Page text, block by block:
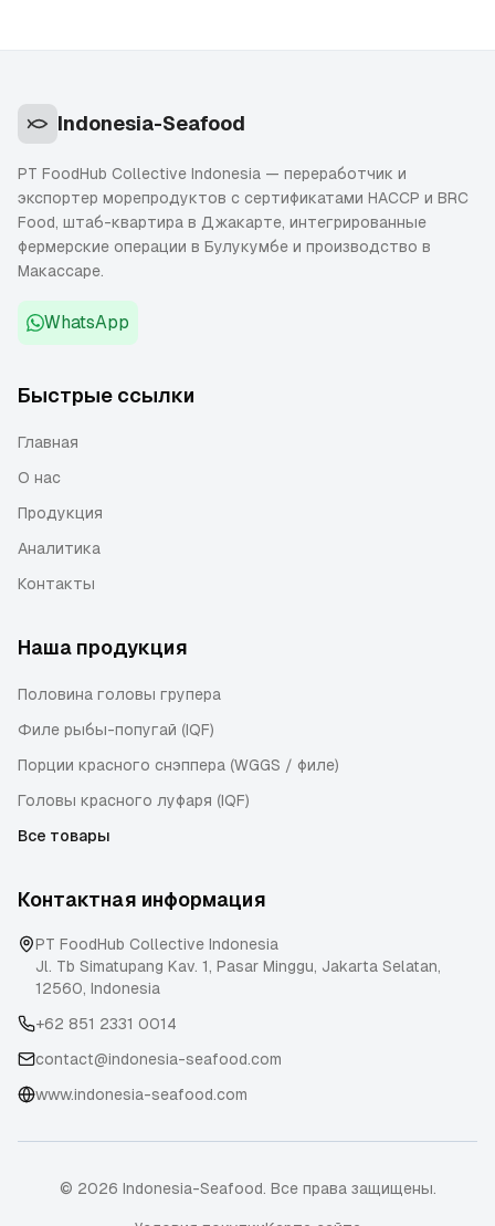
Indonesia-Seafood
PT FoodHub Collective Indonesia — переработчик и
экспортер морепродуктов с сертификатами HACCP и BRC
Food, штаб-квартира в Джакарте, интегрированные
фермерские операции в Булукумбе и производство в
Макассаре.
WhatsApp
Быстрые ссылки
Главная
О нас
Продукция
Аналитика
Контакты
Наша продукция
Половина головы групера
Филе рыбы-попугай (IQF)
Порции красного снэппера (WGGS / филе)
Головы красного луфаря (IQF)
Все товары
Контактная информация
PT FoodHub Collective Indonesia
Jl. Tb Simatupang Kav. 1, Pasar Minggu, Jakarta Selatan,
12560, Indonesia
+62 851 2331 0014
contact@indonesia-seafood.com
www.indonesia-seafood.com
© 2026 Indonesia-Seafood. Все права защищены.